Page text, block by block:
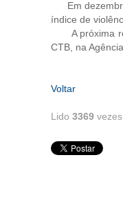
Em
índice de
A próxima
CTB, na
Voltar
Lido 3369 vezes